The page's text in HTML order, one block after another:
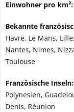
Einwohner pro km²:
Bekannte
Havre, Le Mans,
Nantes, Nimes,
Toulouse
Französische Inseln:
Polynesien,
Denis, Réunion